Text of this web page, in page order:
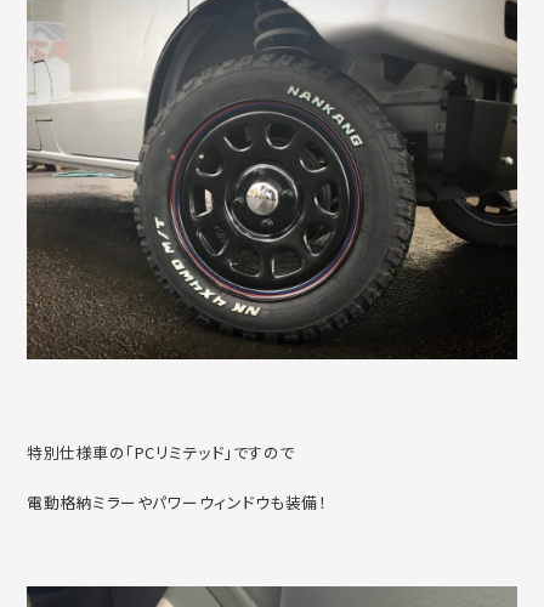
特別仕様車の「PCリミテッド」ですので
電動格納ミラーやパワーウィンドウも装備！